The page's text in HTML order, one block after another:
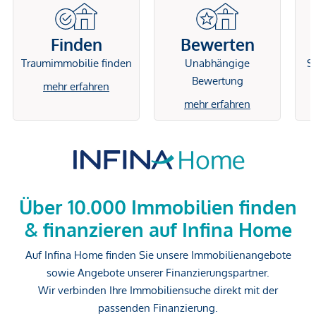
Finden
Traumimmobilie finden
mehr erfahren
Bewerten
Unabhängige
Bewertung
mehr erfahren
Über 10.000 Immobilien finden
& finanzieren auf Infina Home
Auf Infina Home finden Sie unsere Immobilienangebote
sowie Angebote unserer Finanzierungspartner.
Wir verbinden Ihre Immobiliensuche direkt mit der
passenden Finanzierung.